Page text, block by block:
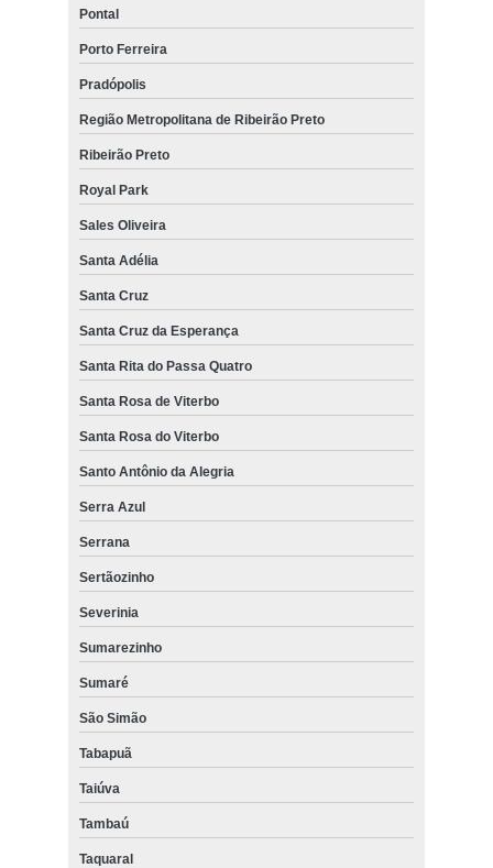
Pontal
Porto Ferreira
Pradópolis
Região Metropolitana de Ribeirão Preto
Ribeirão Preto
Royal Park
Sales Oliveira
Santa Adélia
Santa Cruz
Santa Cruz da Esperança
Santa Rita do Passa Quatro
Santa Rosa de Viterbo
Santa Rosa do Viterbo
Santo Antônio da Alegria
Serra Azul
Serrana
Sertãozinho
Severinia
Sumarezinho
Sumaré
São Simão
Tabapuã
Taiúva
Tambaú
Taquaral